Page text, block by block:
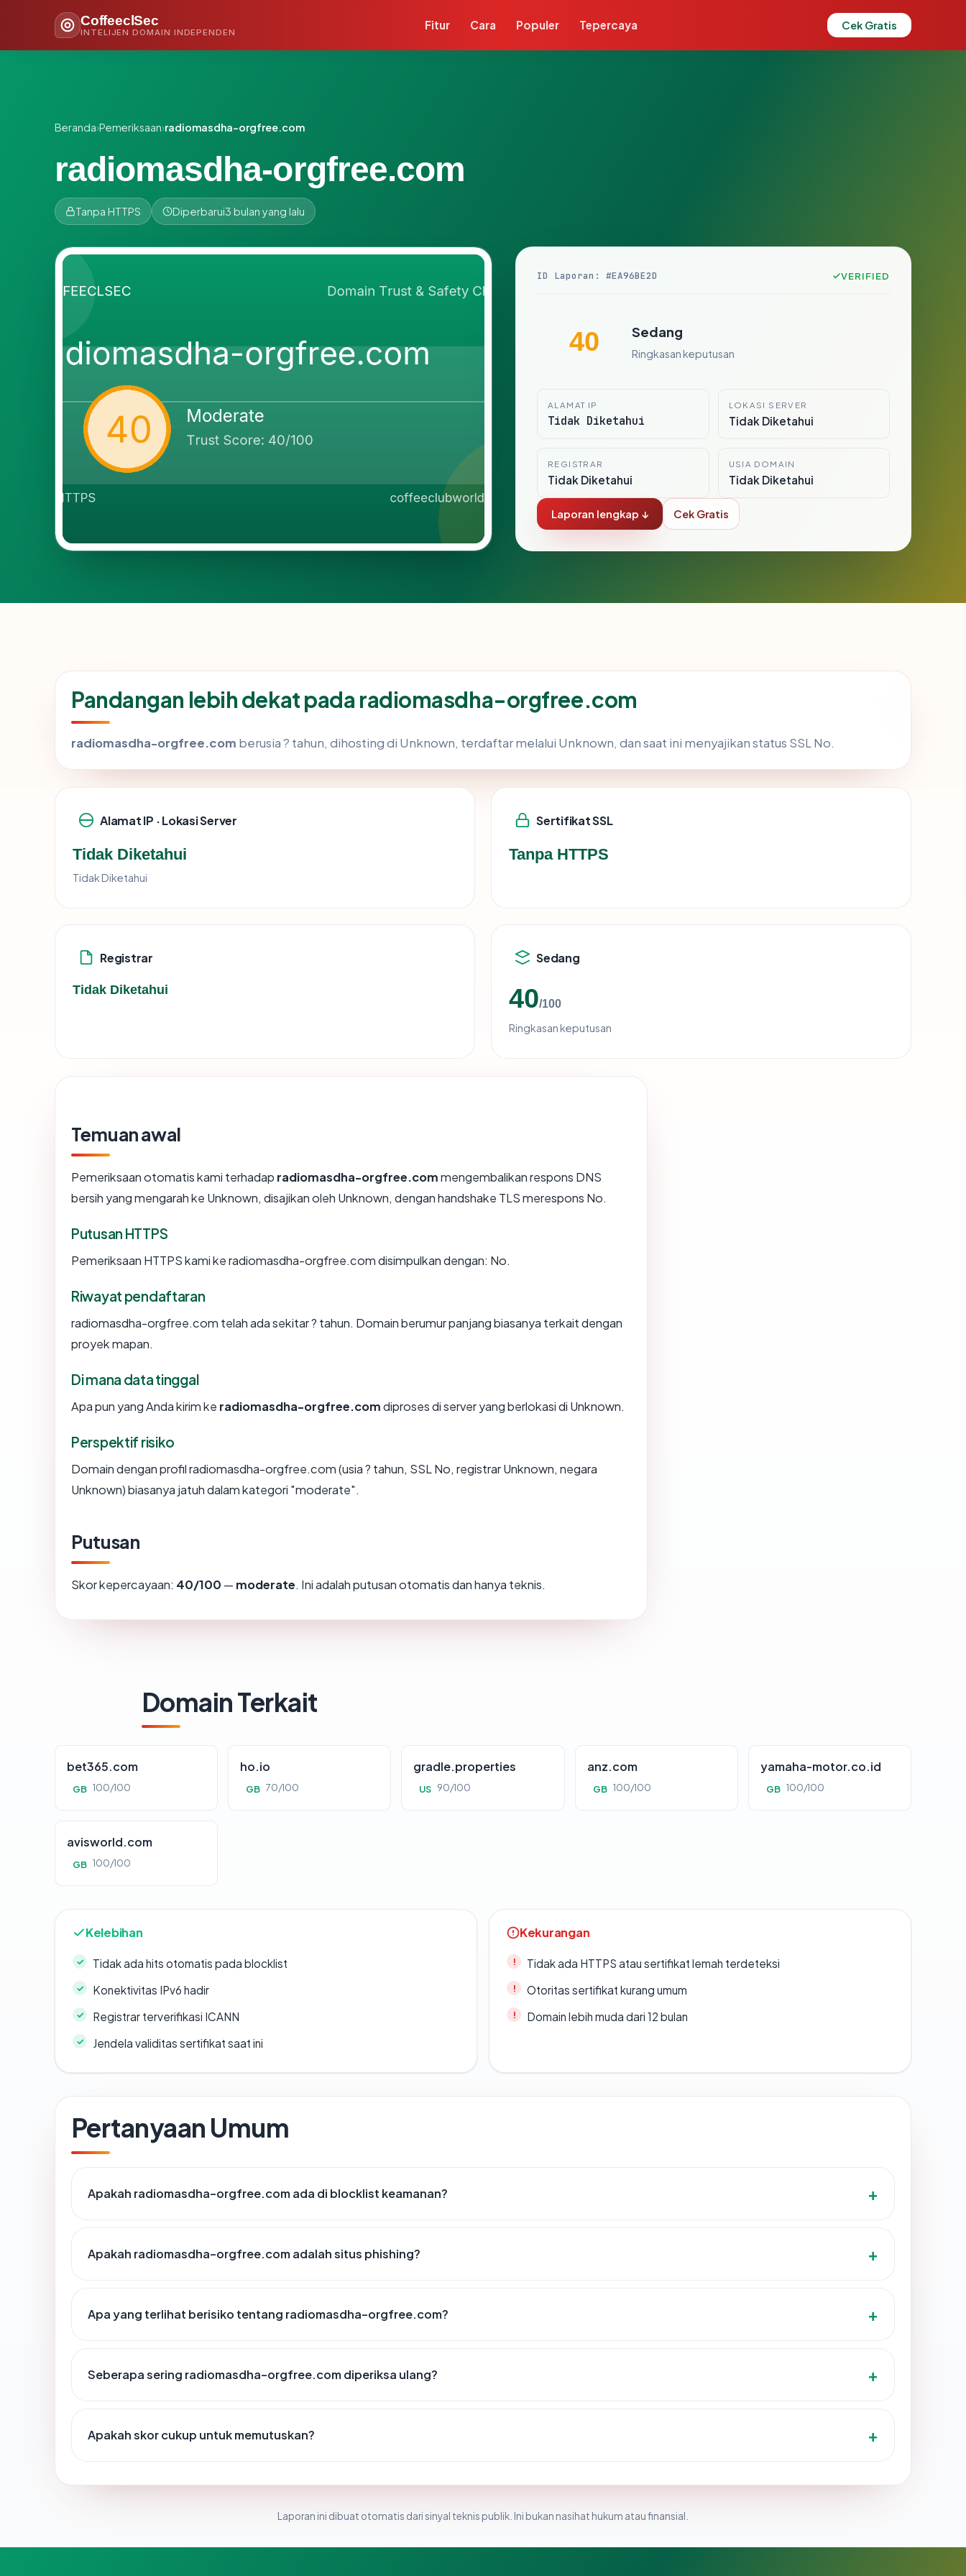
CoffeeclSec
INTELIJEN DOMAIN INDEPENDEN
Fitur Cara Populer Tepercaya Cek Gratis
Beranda›Pemeriksaan›radiomasdha-orgfree.com
radiomasdha-orgfree.com
Tanpa HTTPS Diperbarui3 bulan yang lalu
ID Laporan: #EA96BE2D VERIFIED
40 Sedang
Ringkasan keputusan
ALAMAT IP
Tidak Diketahui
LOKASI SERVER
Tidak Diketahui
REGISTRAR
Tidak Diketahui
USIA DOMAIN
Tidak Diketahui
Laporan lengkap ↓ Cek Gratis
Pandangan lebih dekat pada radiomasdha-orgfree.com
radiomasdha-orgfree.com berusia ? tahun, dihosting di Unknown, terdaftar melalui Unknown, dan saat ini menyajikan status SSL No.
Alamat IP · Lokasi Server
Tidak Diketahui
Tidak Diketahui
Sertifikat SSL
Tanpa HTTPS
Registrar
Tidak Diketahui
Sedang
40/100
Ringkasan keputusan
Temuan awal
Pemeriksaan otomatis kami terhadap radiomasdha-orgfree.commengembalikan respons DNS
bersih yang mengarah ke Unknown, disajikan oleh Unknown, dengan handshake TLS merespons No.
Putusan HTTPS
Pemeriksaan HTTPS kami ke radiomasdha-orgfree.com disimpulkan dengan: No.
Riwayat pendaftaran
radiomasdha-orgfree.com telah ada sekitar ? tahun. Domain berumur panjang biasanya terkait dengan
proyek mapan.
Di mana data tinggal
Apa pun yang Anda kirim ke radiomasdha-orgfree.comdiproses di server yang berlokasi di Unknown.
Perspektif risiko
Domain dengan profil radiomasdha-orgfree.com (usia ? tahun, SSL No, registrar Unknown, negara
Unknown) biasanya jatuh dalam kategori "moderate".
Putusan
Skor kepercayaan: 40/100 — moderate. Ini adalah putusan otomatis dan hanya teknis.
Domain Terkait
bet365.com
GB 100/100
ho.io
GB 70/100
gradle.properties
US 90/100
anz.com
GB 100/100
yamaha-motor.co.id
GB 100/100
avisworld.com
GB 100/100
Kelebihan
Tidak ada hits otomatis pada blocklist
Konektivitas IPv6 hadir
Registrar terverifikasi ICANN
Jendela validitas sertifikat saat ini
Kekurangan
Tidak ada HTTPS atau sertifikat lemah terdeteksi
Otoritas sertifikat kurang umum
Domain lebih muda dari 12 bulan
Pertanyaan Umum
Apakah radiomasdha-orgfree.com ada di blocklist keamanan?
Apakah radiomasdha-orgfree.com adalah situs phishing?
Apa yang terlihat berisiko tentang radiomasdha-orgfree.com?
Seberapa sering radiomasdha-orgfree.com diperiksa ulang?
Apakah skor cukup untuk memutuskan?
Laporan ini dibuat otomatis dari sinyal teknis publik. Ini bukan nasihat hukum atau finansial.